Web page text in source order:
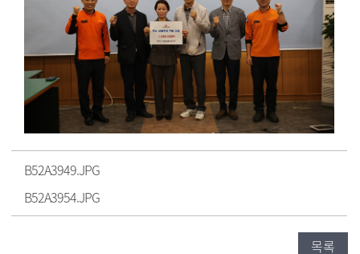
B52A3949.JPG
B52A3954.JPG
목록